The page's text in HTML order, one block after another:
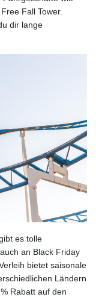
Fall Tower.
dir lange
es tolle
an Black Friday
bietet saisonale
Ländern
Rabatt auf den